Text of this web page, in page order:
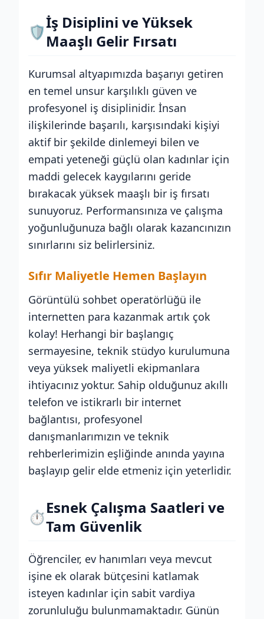
🛡️İş Disiplini ve Yüksek
Maaşlı Gelir Fırsatı
Kurumsal altyapımızda başarıyı getiren
en temel unsur karşılıklı güven ve
profesyonel iş disiplinidir. İnsan
ilişkilerinde başarılı, karşısındaki kişiyi
aktif bir şekilde dinlemeyi bilen ve
empati yeteneği güçlü olan kadınlar için
maddi gelecek kaygılarını geride
bırakacak yüksek maaşlı bir iş fırsatı
sunuyoruz. Performansınıza ve çalışma
yoğunluğunuza bağlı olarak kazancınızın
sınırlarını siz belirlersiniz.
Sıfır Maliyetle Hemen Başlayın
Görüntülü sohbet operatörlüğü ile
internetten para kazanmak artık çok
kolay! Herhangi bir başlangıç
sermayesine, teknik stüdyo kurulumuna
veya yüksek maliyetli ekipmanlara
ihtiyacınız yoktur. Sahip olduğunuz akıllı
telefon ve istikrarlı bir internet
bağlantısı, profesyonel
danışmanlarımızın ve teknik
rehberlerimizin eşliğinde anında yayına
başlayıp gelir elde etmeniz için yeterlidir.
⏱️Esnek Çalışma Saatleri ve
Tam Güvenlik
Öğrenciler, ev hanımları veya mevcut
işine ek olarak bütçesini katlamak
isteyen kadınlar için sabit vardiya
zorunluluğu bulunmamaktadır. Günün